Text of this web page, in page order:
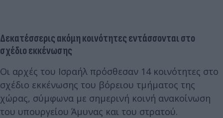
Δεκατέσσερις ακόμη κοινότητες εντάσσονται στο
σχέδιο εκκένωσης
Οι αρχές του Ισραήλ πρόσθεσαν 14 κοινότητες στο
σχέδιο εκκένωσης του βόρειου τμήματος της
χώρας, σύμφωνα με σημερινή κοινή ανακοίνωση
του υπουργείου Άμυνας και του στρατού.